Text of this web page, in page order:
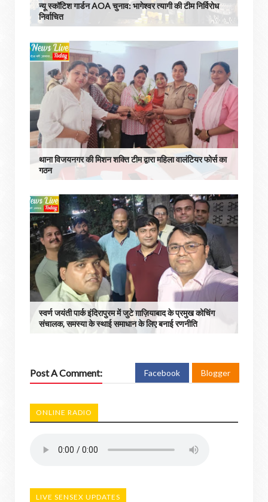
न्यू स्कॉटिश गार्डन AOA चुनाव: भागेश्वर त्यागी की टीम निर्विरोध
निर्वाचित
थाना विजयनगर की मिशन शक्ति टीम द्वारा महिला वालंटियर फोर्स का
गठन
स्वर्ण जयंती पार्क इंदिरापुरम में जुटे ग़ाज़ियाबाद के प्रमुख कोचिंग
संचालक, समस्या के स्थाई समाधान के लिए बनाई रणनीति
Post A Comment: Facebook Blogger
ONLINE RADIO
LIVE SENSEX UPDATES